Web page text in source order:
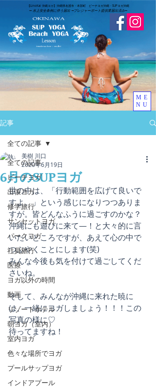
​【LinoKai 沖縄ヨガ】沖縄県名護市・本部町 ビーチヨガ沖縄・SUPヨガ沖縄
➖ 水上安全条例に伴う届出 ➖​プレジャーボート提供業届出済み➖
ME
NU
記事
全ての記事
ビーチヨガ
出張ヨガ
修学旅行
サンセットヨガ
パークヨガ
社員旅行
医療
ヨガ以外の時間
動画
リゾートホテル
朝ヨガ（室内）
室内ヨガ
色々な場所でヨガ
プールサップヨガ
インドアプール
全ての記事
6月のSUPヨガ
美樹 川口
2020年6月19日
世の中は、「行動範囲を広げて良いで
すよ。」という感じになりつつありま
すが。皆どんなふうに過ごすのかな？
沖縄にも遊びに来て—！と大々的に言
いたいところですが、あえて心の中で
つぶやくことにします(笑)
みんな今後も気を付けて過ごしてくだ
さいね。
そして、みんなが沖縄に来れた暁に
は、一緒にヨガしましょう！！！この
写真の様に♡
待ってますね！